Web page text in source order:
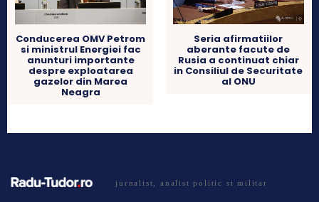
Conducerea OMV Petrom
si ministrul Energiei fac
anunturi importante
despre exploatarea
gazelor din Marea
Neagra
Seria afirmatiilor
aberante facute de
Rusia a continuat chiar
in Consiliul de Securitate
al ONU
jurnalist, analist politic si militar